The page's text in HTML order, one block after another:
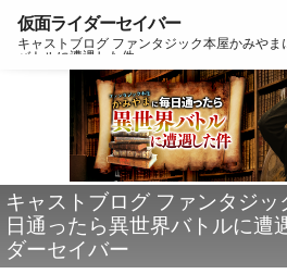
仮面ライダーセイバー
キャストブログ ファンタジック本屋かみや
バトルに遭遇した件
キャストブログ ファンタジ
日通ったら異世界バトルに遭
ダーセイバー